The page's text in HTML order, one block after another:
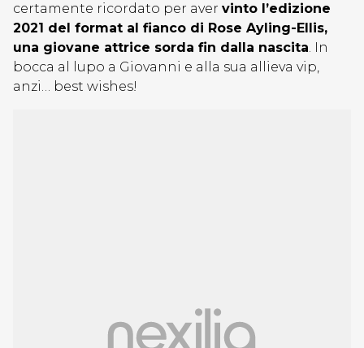
certamente ricordato per aver vinto l’edizione
2021 del format al fianco di Rose Ayling-Ellis,
una giovane attrice sorda fin dalla nascita. In
bocca al lupo a Giovanni e alla sua allieva vip,
anzi… best wishes!